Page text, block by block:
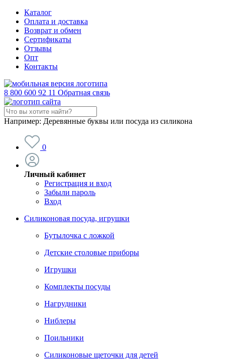
Каталог
Оплата и доставка
Возврат и обмен
Сертификаты
Отзывы
Опт
Контакты
8 800 600 92 11 Обратная связь
Например: Деревянные буквы или посуда из силикона
0
Личный кабинет
Регистрация и вход
Забыли пароль
Вход
Силиконовая посуда, игрушки
Бутылочка с ложкой
Детские столовые приборы
Игрушки
Комплекты посуды
Нагрудники
Ниблеры
Поильники
Силиконовые щеточки для детей